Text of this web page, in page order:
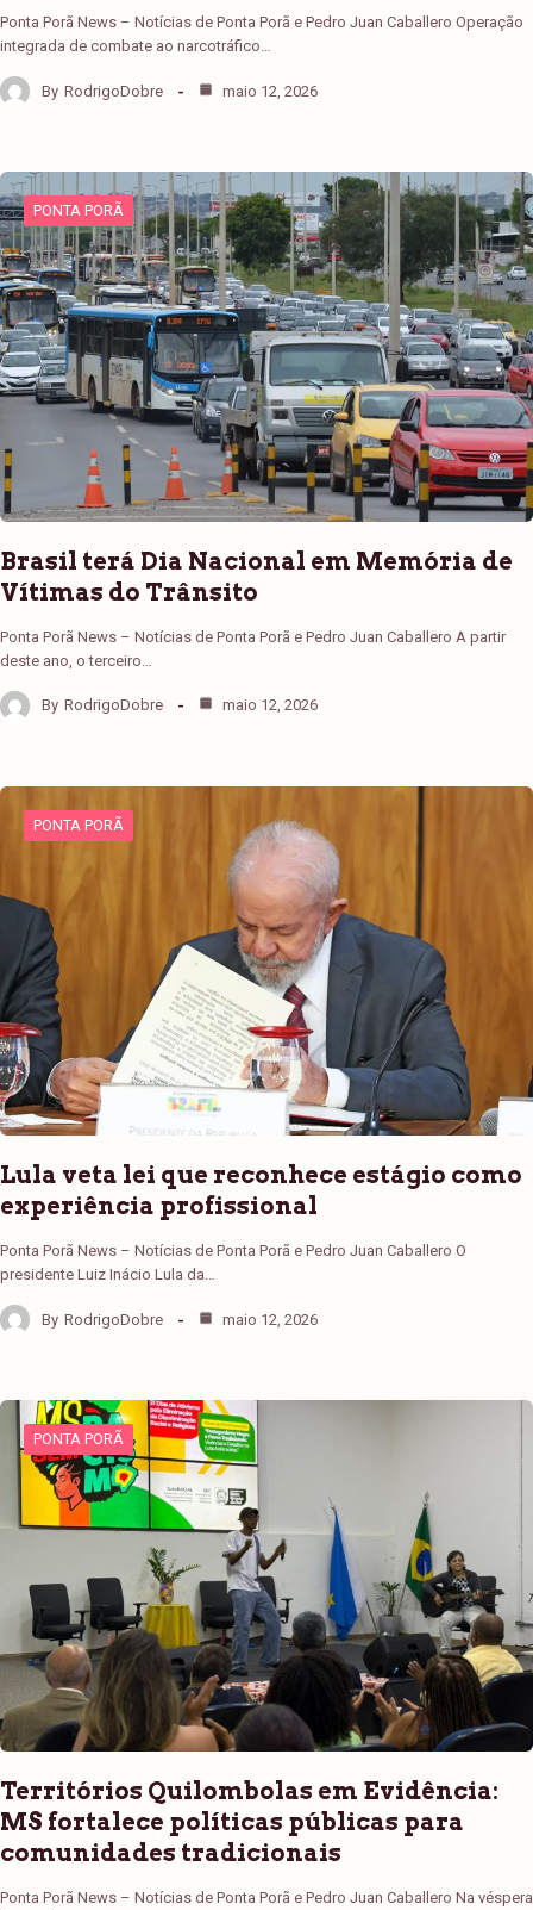
Ponta Porã News – Notícias de Ponta Porã e Pedro Juan Caballero Operação
integrada de combate ao narcotráfico…
By RodrigoDobre maio 12, 2026
PONTA PORÃ
Brasil terá Dia Nacional em Memória de
Vítimas do Trânsito
Ponta Porã News – Notícias de Ponta Porã e Pedro Juan Caballero A partir
deste ano, o terceiro…
By RodrigoDobre maio 12, 2026
PONTA PORÃ
Lula veta lei que reconhece estágio como
experiência profissional
Ponta Porã News – Notícias de Ponta Porã e Pedro Juan Caballero O
presidente Luiz Inácio Lula da…
By RodrigoDobre maio 12, 2026
PONTA PORÃ
Territórios Quilombolas em Evidência:
MS fortalece políticas públicas para
comunidades tradicionais
Ponta Porã News – Notícias de Ponta Porã e Pedro Juan Caballero Na véspera